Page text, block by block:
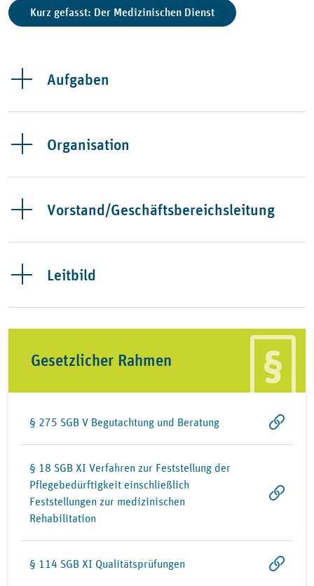
Kurz gefasst: Der Medizinischen Dienst
Aufgaben
Organisation
Vorstand/Geschäftsbereichsleitung
Leitbild
Gesetzlicher Rahmen
§ 275 SGB V Begutachtung und Beratung
§ 18 SGB XI Verfahren zur Feststellung der
Pflegebedürftigkeit einschließlich
Feststellungen zur medizinischen
Rehabilitation
§ 114 SGB XI Qualitätsprüfungen